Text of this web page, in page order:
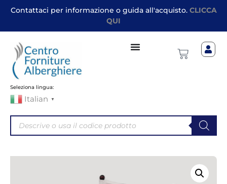
Contattaci per informazione o guida all'acquisto. CLICCA
QUI
Seleziona lingua:
Italian ▼